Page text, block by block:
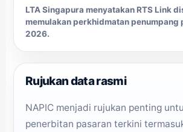
LTA Singapura menyatakan RTS Link
memulakan perkhidmatan penumpang
2026.
Rujukan data rasmi
NAPIC menjadi rujukan penting
penerbitan pasaran terkini